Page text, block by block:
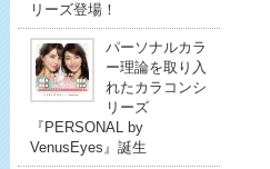
リーズ登場！
パーソナルカラ
ー理論を取り入
れたカラコンシ
リーズ
『PERSONAL by
VenusEyes』誕生